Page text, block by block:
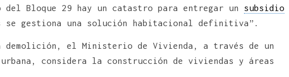
del Bloque 29 hay un catastro para entregar un subsidio
se gestiona una solución habitacional definitiva”.
demolición, el Ministerio de Vivienda, a través de un
considera la construcción de viviendas y áreas